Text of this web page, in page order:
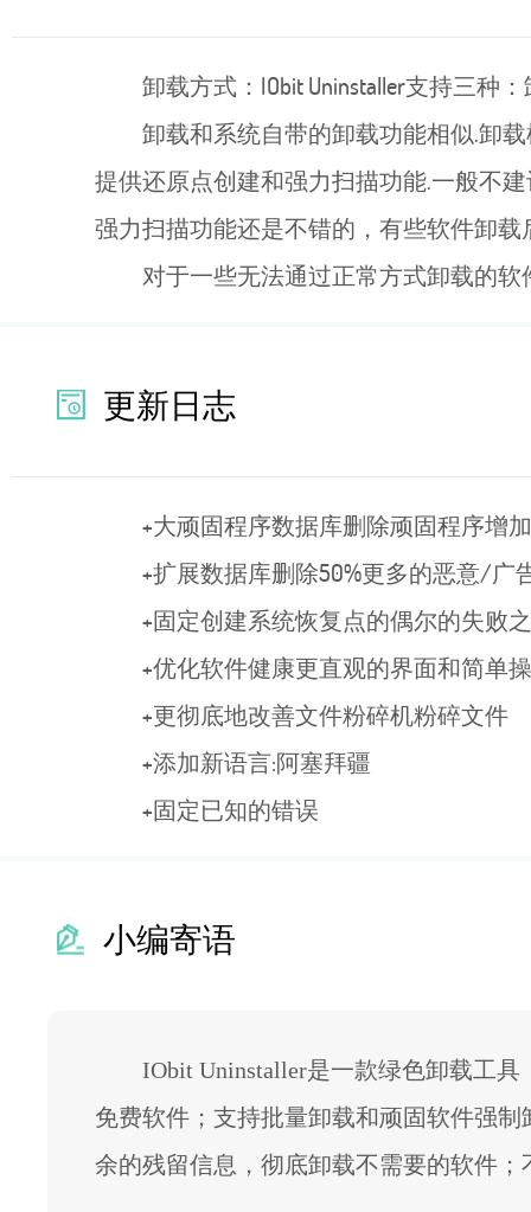
卸载方式：IObit Uninstaller支持三种
卸载和系统自带的卸载功能相似.卸
提供还原点创建和强力扫描功能.一般不
强力扫描功能还是不错的，有些软件卸
对于一些无法通过正常方式卸载的
更新日志
+大顽固程序数据库删除顽固程序增
+扩展数据库删除50%更多的恶意/广
+固定创建系统恢复点的偶尔的失败
+优化软件健康更直观的界面和简单
+更彻底地改善文件粉碎机粉碎文件
+添加新语言:阿塞拜疆
+固定已知的错误
小编寄语
IObit Uninstaller是一款绿色卸载工
免费软件；支持批量卸载和顽固软件强
余的残留信息，彻底卸载不需要的软件